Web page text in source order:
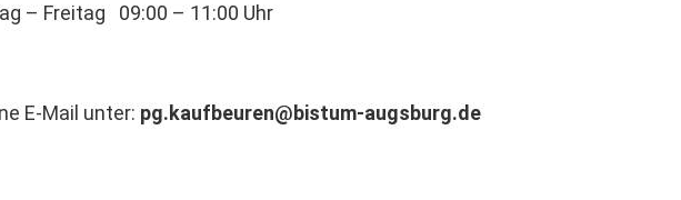
– Freitag 09:00 – 11:00 Uhr
E-Mail unter: pg.kaufbeuren@bistum-augsburg.de